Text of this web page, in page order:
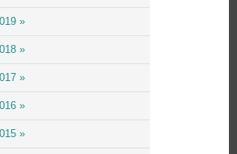
»
»
»
»
»